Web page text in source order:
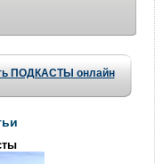
ПОДКАСТЫ онлайн